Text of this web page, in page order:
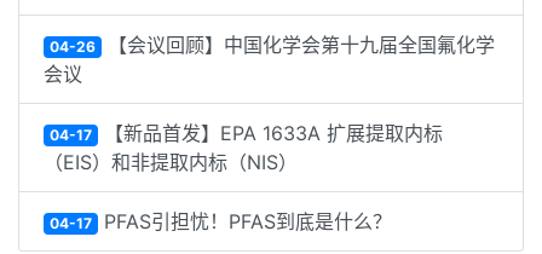
04-26 【会议回顾】中国化学会第十九届全国氟化学
会议
04-17 【新品首发】EPA 1633A 扩展提取内标
（EIS）和非提取内标（NIS）
04-17 PFAS引担忧！PFAS到底是什么？